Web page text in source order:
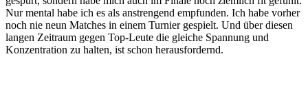
Nur mental habe ich es als anstrengend empfunden. Ich habe vorher
noch nie neun Matches in einem Turnier gespielt. Und über diesen
langen Zeitraum gegen Top-Leute die gleiche Spannung und
Konzentration zu halten, ist schon herausfordernd.